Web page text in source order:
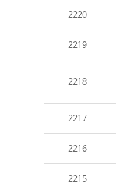
2220
2219
2218
2217
2216
2215